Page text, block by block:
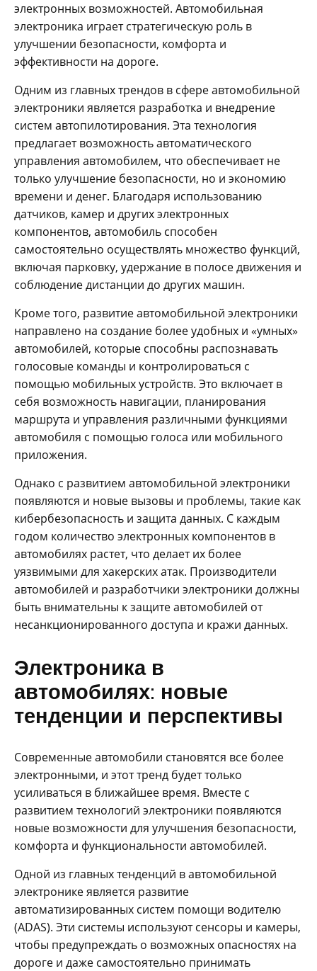
электронных возможностей. Автомобильная
электроника играет стратегическую роль в
улучшении безопасности, комфорта и
эффективности на дороге.
Одним из главных трендов в сфере автомобильной
электроники является разработка и внедрение
систем автопилотирования. Эта технология
предлагает возможность автоматического
управления автомобилем, что обеспечивает не
только улучшение безопасности, но и экономию
времени и денег. Благодаря использованию
датчиков, камер и других электронных
компонентов, автомобиль способен
самостоятельно осуществлять множество функций,
включая парковку, удержание в полосе движения и
соблюдение дистанции до других машин.
Кроме того, развитие автомобильной электроники
направлено на создание более удобных и «умных»
автомобилей, которые способны распознавать
голосовые команды и контролироваться с
помощью мобильных устройств. Это включает в
себя возможность навигации, планирования
маршрута и управления различными функциями
автомобиля с помощью голоса или мобильного
приложения.
Однако с развитием автомобильной электроники
появляются и новые вызовы и проблемы, такие как
кибербезопасность и защита данных. С каждым
годом количество электронных компонентов в
автомобилях растет, что делает их более
уязвимыми для хакерских атак. Производители
автомобилей и разработчики электроники должны
быть внимательны к защите автомобилей от
несанкционированного доступа и кражи данных.
Электроника в
автомобилях: новые
тенденции и перспективы
Современные автомобили становятся все более
электронными, и этот тренд будет только
усиливаться в ближайшее время. Вместе с
развитием технологий электроники появляются
новые возможности для улучшения безопасности,
комфорта и функциональности автомобилей.
Одной из главных тенденций в автомобильной
электронике является развитие
автоматизированных систем помощи водителю
(ADAS). Эти системы используют сенсоры и камеры,
чтобы предупреждать о возможных опасностях на
дороге и даже самостоятельно принимать